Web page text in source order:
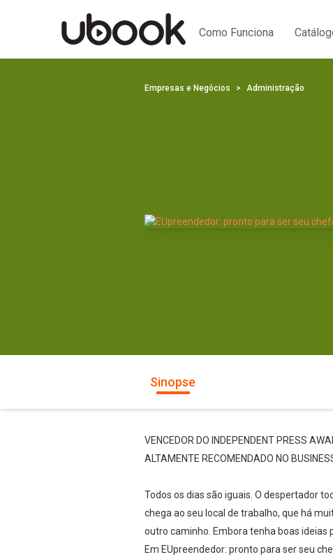
Como Funciona
Empresas e Negócios Administração
Sinopse
VENCEDOR DO INDEPENDENT PRESS
ALTAMENTE RECOMENDADO NO
Todos os dias são iguais. O despertador
chega ao seu local de trabalho, que há
outro caminho. Embora tenha boas ideias
Em EUpreendedor: pronto para ser seu